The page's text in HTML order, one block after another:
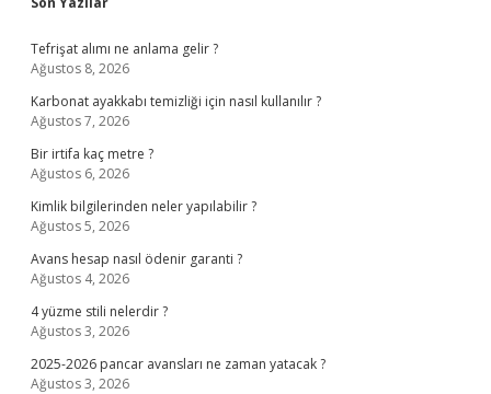
Sidebar
Tefrişat alımı ne anlama gelir ?
Ağustos 8, 2026
Karbonat ayakkabı temizliği için nasıl kullanılır ?
Ağustos 7, 2026
Bir irtifa kaç metre ?
Ağustos 6, 2026
Kimlik bilgilerinden neler yapılabilir ?
Ağustos 5, 2026
Avans hesap nasıl ödenir garanti ?
Ağustos 4, 2026
4 yüzme stili nelerdir ?
Ağustos 3, 2026
2025-2026 pancar avansları ne zaman yatacak ?
Ağustos 3, 2026